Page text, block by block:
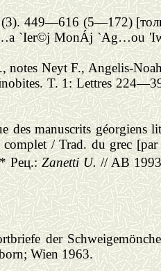
449—616 (5—172) [
`Ier©j MonÁj `Ag…ou
notes Neyt F., Angelis-
nobites. T. 1: Lettres
des manuscrits géorgiens
complet / Trad. du grec
*Рец.:Zanetti U. // AB
der
Wien 1963.